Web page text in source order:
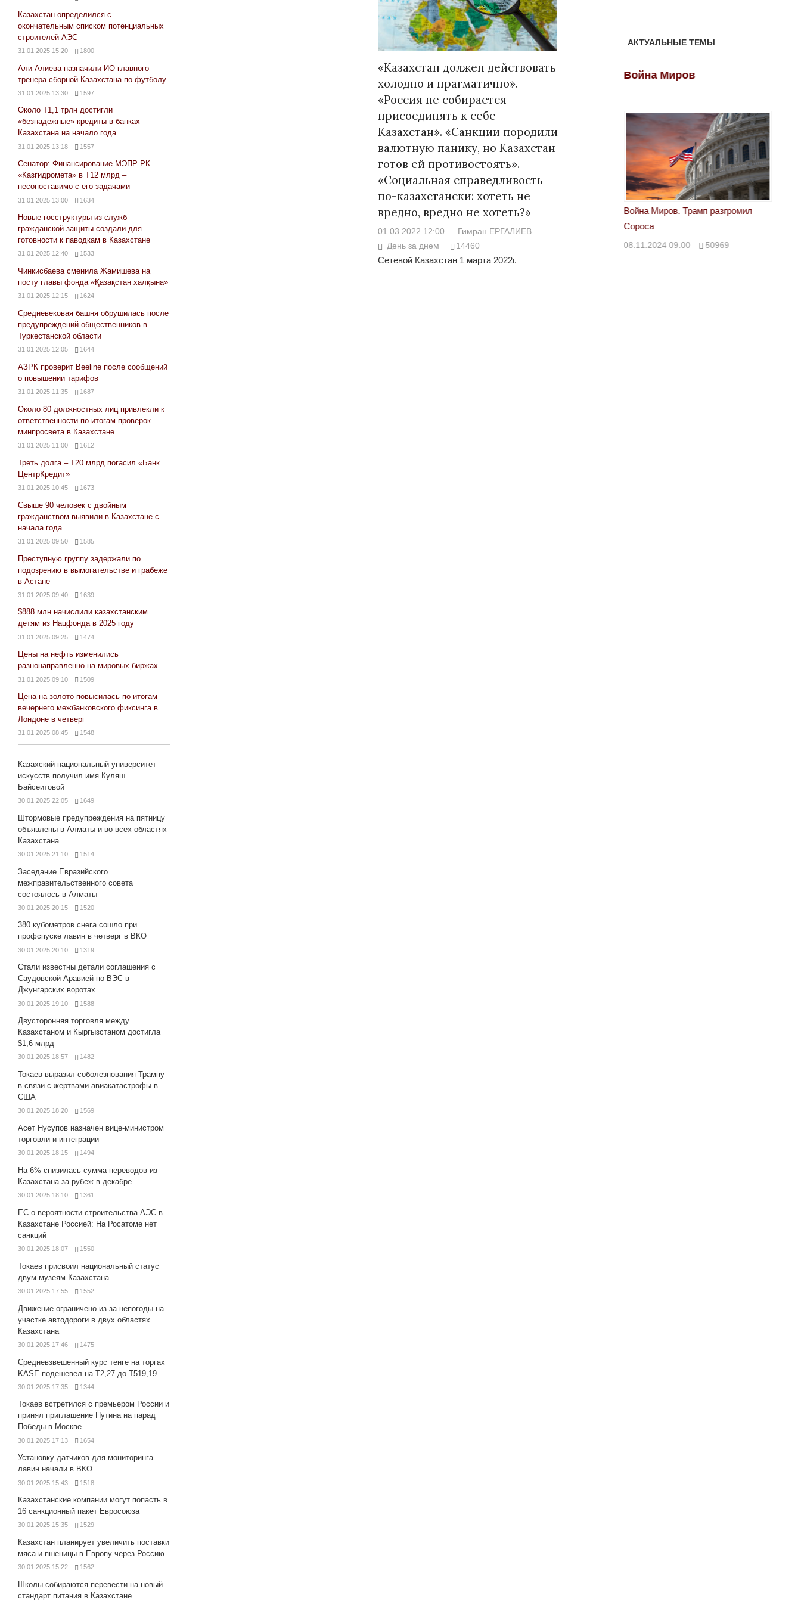
«Казахстан должен действовать
холодно и прагматично».
«Россия не собирается
присоединять к себе
Казахстан». «Санкции породили
валютную панику, но Казахстан
готов ей противостоять».
«Социальная справедливость
по-казахстански: хотеть не
вредно, вредно не хотеть?»
01.03.2022 12:00
Гимран ЕРГАЛИЕВ
День за днем
14460
Сетевой Казахстан 1 марта 2022г.
Казахстан определился с
окончательным списком потенциальных
строителей АЭС
31.01.2025 15:20 1800
Али Алиева назначили ИО главного
тренера сборной Казахстана по футболу
31.01.2025 13:30 1597
Около Т1,1 трлн достигли
«безнадежные» кредиты в банках
Казахстана на начало года
31.01.2025 13:18 1557
Сенатор: Финансирование МЭПР РК
«Казгидромета» в Т12 млрд –
несопоставимо с его задачами
31.01.2025 13:00 1634
Новые госструктуры из служб
гражданской защиты создали для
готовности к паводкам в Казахстане
31.01.2025 12:40 1533
Чинкисбаева сменила Жамишева на
посту главы фонда «Қазақстан халқына»
31.01.2025 12:15 1624
Средневековая башня обрушилась после
предупреждений общественников в
Туркестанской области
31.01.2025 12:05 1644
АЗРК проверит Beeline после сообщений
о повышении тарифов
31.01.2025 11:35 1687
Около 80 должностных лиц привлекли к
ответственности по итогам проверок
минпросвета в Казахстане
31.01.2025 11:00 1612
Треть долга – Т20 млрд погасил «Банк
ЦентрКредит»
31.01.2025 10:45 1673
Свыше 90 человек с двойным
гражданством выявили в Казахстане с
начала года
31.01.2025 09:50 1585
Преступную группу задержали по
подозрению в вымогательстве и грабеже
в Астане
31.01.2025 09:40 1639
$888 млн начислили казахстанским
детям из Нацфонда в 2025 году
31.01.2025 09:25 1474
Цены на нефть изменились
разнонаправленно на мировых биржах
31.01.2025 09:10 1509
Цена на золото повысилась по итогам
вечернего межбанковского фиксинга в
Лондоне в четверг
31.01.2025 08:45 1548
Казахский национальный университет
искусств получил имя Куляш
Байсеитовой
30.01.2025 22:05 1649
Штормовые предупреждения на пятницу
объявлены в Алматы и во всех областях
Казахстана
30.01.2025 21:10 1514
Заседание Евразийского
межправительственного совета
состоялось в Алматы
30.01.2025 20:15 1520
380 кубометров снега сошло при
профспуске лавин в четверг в ВКО
30.01.2025 20:10 1319
Стали известны детали соглашения с
Саудовской Аравией по ВЭС в
Джунгарских воротах
30.01.2025 19:10 1588
Двусторонняя торговля между
Казахстаном и Кыргызстаном достигла
$1,6 млрд
30.01.2025 18:57 1482
Токаев выразил соболезнования Трампу
в связи с жертвами авиакатастрофы в
США
30.01.2025 18:20 1569
Асет Нусупов назначен вице-министром
торговли и интеграции
30.01.2025 18:15 1494
На 6% снизилась сумма переводов из
Казахстана за рубеж в декабре
30.01.2025 18:10 1361
ЕС о вероятности строительства АЭС в
Казахстане Россией: На Росатоме нет
санкций
30.01.2025 18:07 1550
Токаев присвоил национальный статус
двум музеям Казахстана
30.01.2025 17:55 1552
Движение ограничено из-за непогоды на
участке автодороги в двух областях
Казахстана
30.01.2025 17:46 1475
Средневзвешенный курс тенге на торгах
KASE подешевел на Т2,27 до Т519,19
30.01.2025 17:35 1344
Токаев встретился с премьером России и
принял приглашение Путина на парад
Победы в Москве
30.01.2025 17:13 1654
Установку датчиков для мониторинга
лавин начали в ВКО
30.01.2025 15:43 1518
Казахстанские компании могут попасть в
16 санкционный пакет Евросоюза
30.01.2025 15:35 1529
Казахстан планирует увеличить поставки
мяса и пшеницы в Европу через Россию
30.01.2025 15:22 1562
Школы собираются перевести на новый
стандарт питания в Казахстане
АКТУАЛЬНЫЕ ТЕМЫ
Война Миров
Война Миров. Трамп разгромил
Сороса
08.11.2024 09:00
Война Миров
Война Миров. Трамп разгромил
Сороса
08.11.2024 09:00 50969